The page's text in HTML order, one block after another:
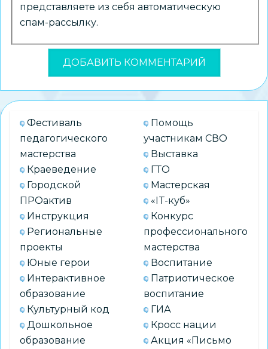
представляете из себя автоматическую
спам-рассылку.
Фестиваль
педагогического
мастерства
Краеведение
Городской
ПРОактив
Инструкция
Региональные
проекты
Юные герои
Интерактивное
образование
Культурный код
Дошкольное
образование
Помощь
участникам СВО
Выставка
ГТО
Мастерская
«IT-куб»
Конкурс
профессионального
мастерства
Воспитание
Патриотическое
воспитание
ГИА
Кросс нации
Акция «Письмо